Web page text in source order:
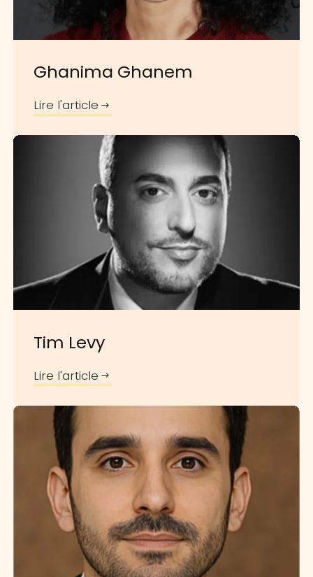
Ghanima Ghanem
Lire l'article
Tim Levy
Lire l'article